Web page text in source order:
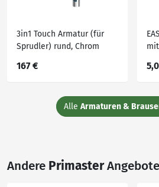
3in1 Touch Armatur (für
Sprudler) rund, Chrom
Finanzierung (PayPal)
167 €
Alle Armaturen &
Andere PrimasterAngebote